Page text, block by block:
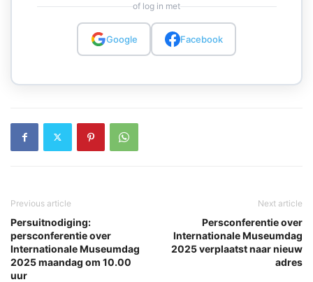
of log in met
Google Facebook
Previous article
Persuitnodiging:
persconferentie over
Internationale Museumdag
2025 maandag om 10.00
uur
Next article
Persconferentie over
Internationale Museumdag
2025 verplaatst naar nieuw
adres